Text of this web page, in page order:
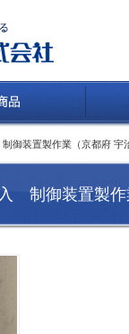
御装置製作業（京都府 宇
制御装置製